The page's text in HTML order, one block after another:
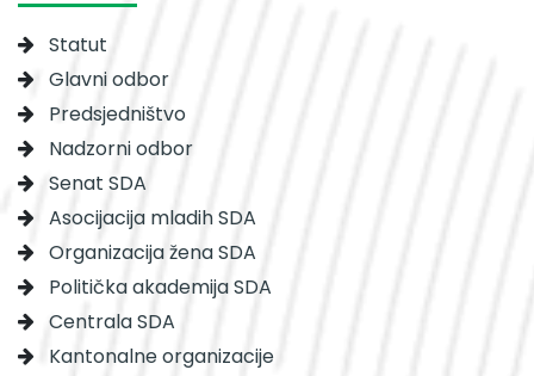
Statut
Glavni odbor
Predsjedništvo
Nadzorni odbor
Senat SDA
Asocijacija mladih SDA
Organizacija žena SDA
Politička akademija SDA
Centrala SDA
Kantonalne organizacije